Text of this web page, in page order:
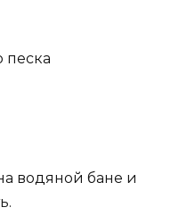
песка
водяной бане и